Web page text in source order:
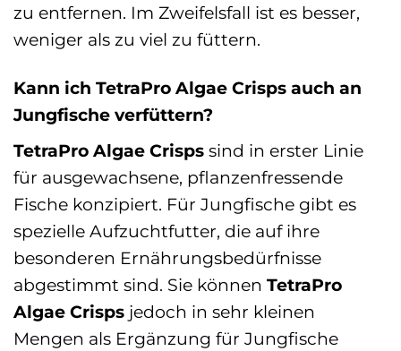
zu entfernen. Im Zweifelsfall ist es besser,
weniger als zu viel zu füttern.
Kann ich TetraPro Algae Crisps auch an
Jungfische verfüttern?
TetraPro Algae Crisps sind in erster Linie
für ausgewachsene, pflanzenfressende
Fische konzipiert. Für Jungfische gibt es
spezielle Aufzuchtfutter, die auf ihre
besonderen Ernährungsbedürfnisse
abgestimmt sind. Sie können TetraPro
Algae Crisps jedoch in sehr kleinen
Mengen als Ergänzung für Jungfische